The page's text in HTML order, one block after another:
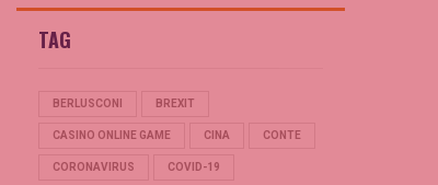
TAG
BERLUSCONI BREXIT
CASINO ONLINE GAME CINA CONTE
CORONAVIRUS COVID-19